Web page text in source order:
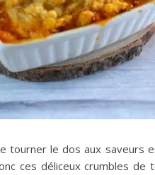
ces déliceux crumbles de